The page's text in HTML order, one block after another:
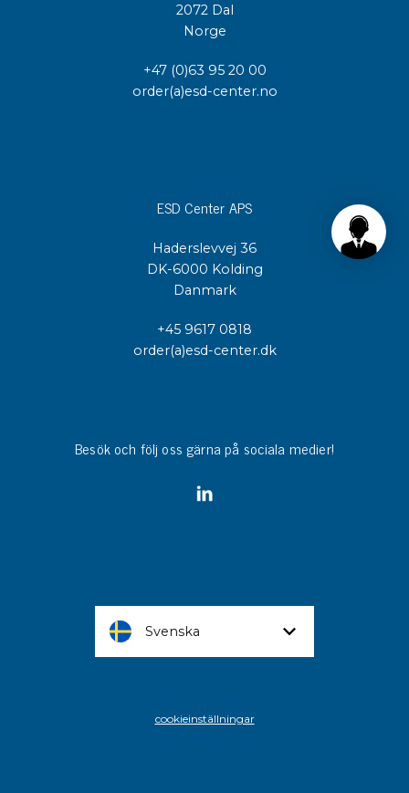
2072 Dal
Norge
+47 (0)63 95 20 00
order(a)esd-center.no
ESD Center APS
Haderslevvej 36
DK-6000 Kolding
Danmark
+45 9617 0818
order(a)esd-center.dk
Besök och följ oss gärna på sociala medier!
Svenska
cookieinställningar